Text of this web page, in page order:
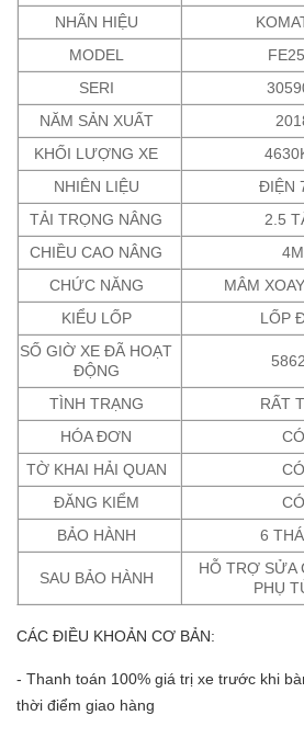
NHÃN HIỆU
MODEL
SERI
NĂM SẢN XUẤT
KHỐI LƯỢNG XE
NHIÊN LIỆU
ĐIỆN
TẢI TRỌNG NÂNG
2.5
CHIỀU CAO NÂNG
4M
CHỨC NĂNG
MÂM
KIỂU LỐP
LỐP
SỐ GIỜ XE ĐÃ HOẠT
ĐỘNG
TÌNH TRẠNG
RẤT
HÓA ĐƠN
CÓ
TỜ KHAI HẢI QUAN
CÓ
ĐĂNG KIỂM
CÓ
BẢO HÀNH
6
SAU BẢO HÀNH
HỖ TRỢ SỬA
PHỤ
CÁC ĐIỀU KHOẢN CƠ BẢN:
- Thanh toán 100% giá trị xe trước khi
thời điểm giao hàng